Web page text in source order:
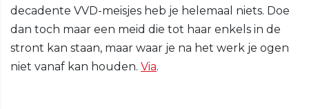
decadente VVD-meisjes heb je helemaal niets. Doe
dan toch maar een meid die tot haar enkels in de
stront kan staan, maar waar je na het werk je ogen
niet vanaf kan houden. Via.